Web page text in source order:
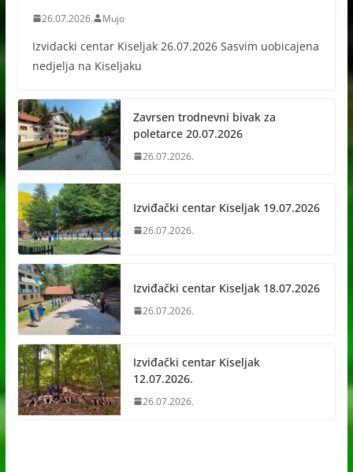
26.07.2026. Mujo
Izvidacki centar Kiseljak 26.07.2026 Sasvim uobicajena
nedjelja na Kiseljaku
Zavrsen trodnevni bivak za
poletarce 20.07.2026
26.07.2026.
Izviđački centar Kiseljak 19.07.2026
26.07.2026.
Izviđački centar Kiseljak 18.07.2026
26.07.2026.
Izviđački centar Kiseljak
12.07.2026.
26.07.2026.